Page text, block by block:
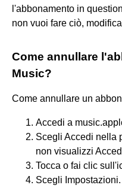
l'abbonamento in
non vuoi fare ciò,
Come annullare
Music?
Come annullare un
Accedi a
Scegli Accedi nella
non visualizzi
Tocca o fai clic
Scegli Impostazioni.